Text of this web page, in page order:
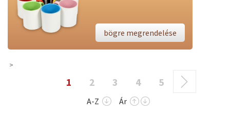
bögre megrendelése
1 2 3 4 5
A-Z Ár